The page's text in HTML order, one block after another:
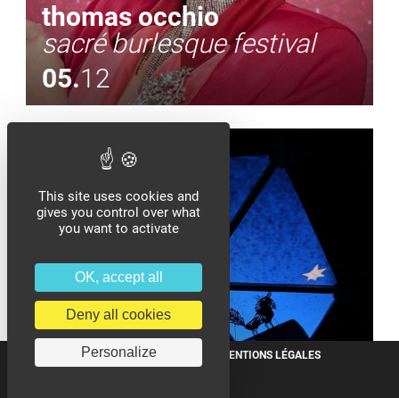
thomas occhio
sacré burlesque festival
05.12
MARIONNETTE
angélique friant
TÉLÉCHARGEMENTS MENTIONS LÉGALES
This site uses cookies and
gives you control over what
you want to activate
OK, accept all
Deny all cookies
Personalize